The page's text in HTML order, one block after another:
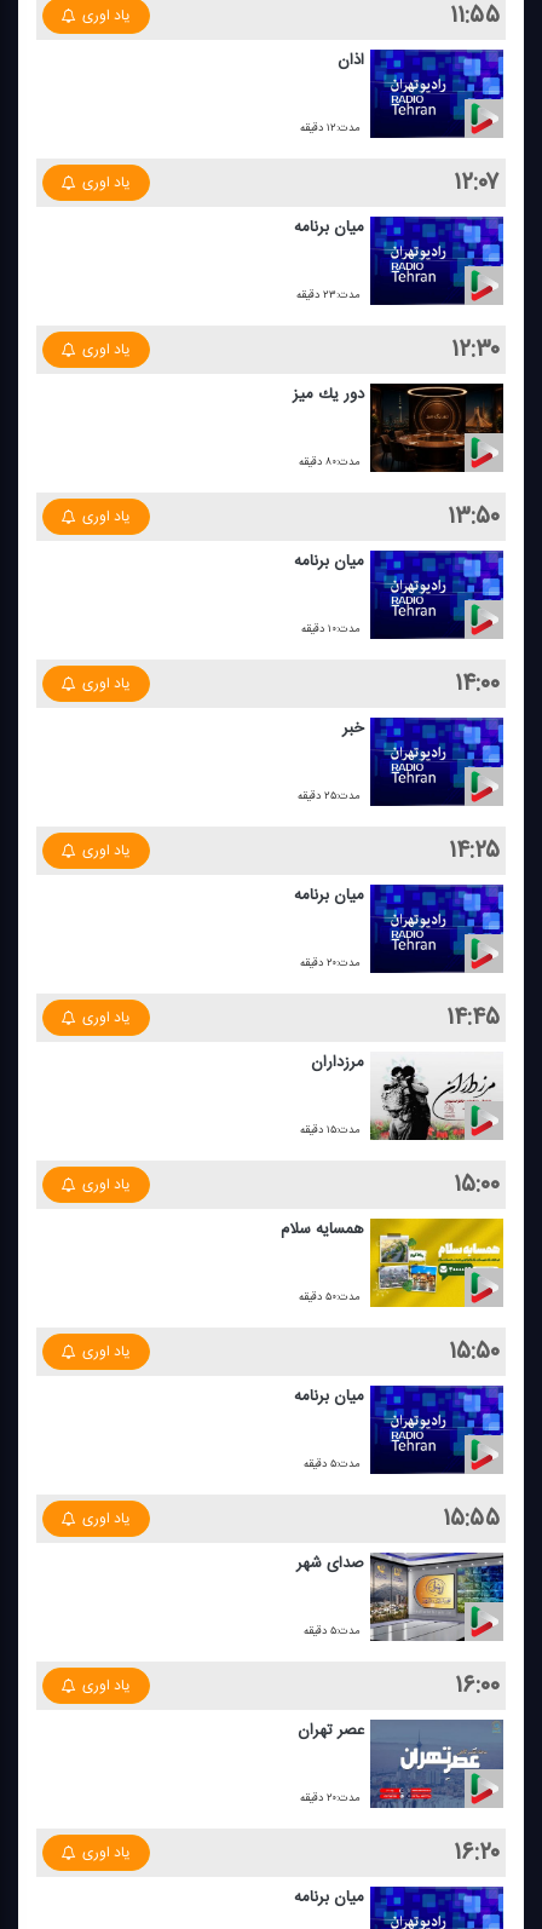
۱۱:۵۵ یاد اوری
اذان
مدت:۱۲ دقیقه
۱۲:۰۷ یاد اوری
میان برنامه
مدت:۲۳ دقیقه
۱۲:۳۰ یاد اوری
دور یك میز
مدت:۸۰ دقیقه
۱۳:۵۰ یاد اوری
میان برنامه
مدت:۱۰ دقیقه
۱۴:۰۰ یاد اوری
خبر
مدت:۲۵ دقیقه
۱۴:۲۵ یاد اوری
میان برنامه
مدت:۲۰ دقیقه
۱۴:۴۵ یاد اوری
مرزداران
مدت:۱۵ دقیقه
۱۵:۰۰ یاد اوری
همسایه سلام
مدت:۵۰ دقیقه
۱۵:۵۰ یاد اوری
میان برنامه
مدت:۵ دقیقه
۱۵:۵۵ یاد اوری
صدای شهر
مدت:۵ دقیقه
۱۶:۰۰ یاد اوری
عصر تهران
مدت:۲۰ دقیقه
۱۶:۲۰ یاد اوری
میان برنامه